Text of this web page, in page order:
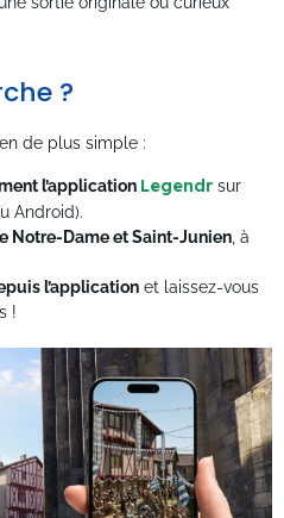
?
de plus simple :
l’application Legendr sur
Android).
Notre-Dame et Saint-Junien , à
l’application et laissez-vous
!